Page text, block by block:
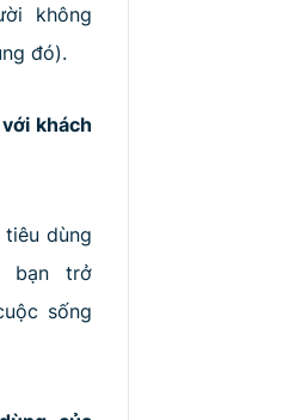
không
đó).
khách
tiêu dùng
bạn trở
sống